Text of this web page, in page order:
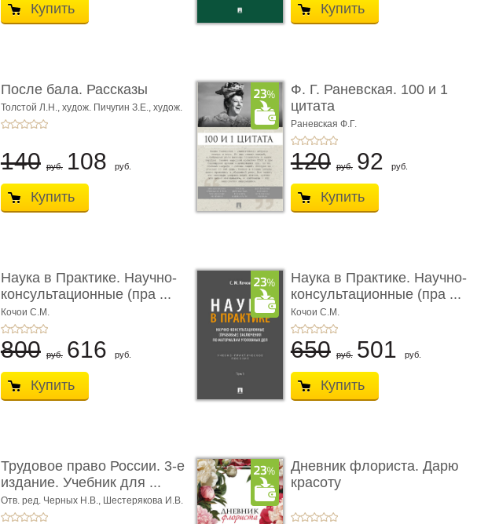
Купить Купить
После бала. Рассказы
Толстой Л.Н., худож. Пичугин З.Е., худож.
Лебедев А.И.,
140 руб. 108 руб.
Купить
Ф. Г. Раневская. 100 и 1
цитата
Раневская Ф.Г.
120 руб. 92 руб.
Купить
Наука в Практике. Научно-
консультационные (пра ...
Кочои С.М.
800 руб. 616 руб.
Купить
Наука в Практике. Научно-
консультационные (пра ...
Кочои С.М.
650 руб. 501 руб.
Купить
Трудовое право России. 3-е
издание. Учебник для ...
Отв. ред. Черных Н.В., Шестерякова И.В.
Дневник флориста. Дарю
красоту